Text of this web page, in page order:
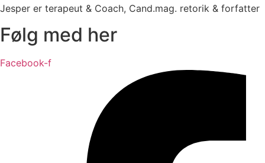
Jesper er terapeut & Coach, Cand.mag. retorik & forfatter
Følg med her
Facebook-f